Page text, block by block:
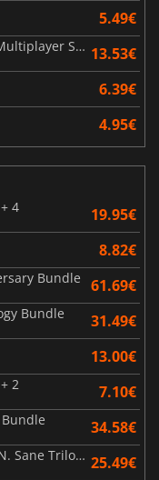
5.49€
Call of Duty Black Ops 3 Multiplayer Starter Pack 13.53€
6.39€
4.95€
4
19.95€
8.82€
Bundle 61.69€
Bundle 31.49€
13.00€
2 7.10€
34.58€
Crash Bandicoot Bundle N. Sane Trilogy + CTR Nitro Fueled 25.49€